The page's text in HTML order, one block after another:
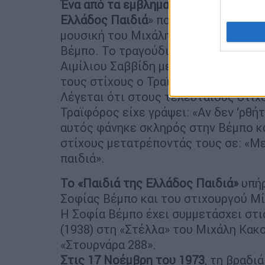
Ένα από τα εμβληματικά τραγούδια
Ελλάδος Παιδιά» που είναι
μουσική του Μιχάλη Σουγιούλ. Ήταν
Βέμπο. Το τραγούδι «πάτησε» πάνω
Αιμίλιου Σαββίδη με πρώτη
τους στίχους ο Τραϊφόρος το 1940
Λέγεται ότι στους τελευταίους
Τραϊφόρος είχε γράψει: «Αν δεν
αυτός φάνηκε σκληρός στην Βέμπο
στίχους μετατρέποντάς τους σε:
παιδιά».
Το «Παιδιά της Ελλάδος Παιδιά»
Σοφίας Βέμπο και του στιχουργού
Η Σοφία Βέμπο έχει συμμετάσχει
(1938) στη «Στέλλα» του Μιχάλη
«Στουρνάρα 288».
Στις 17 Νοέμβρη του 1973, τη